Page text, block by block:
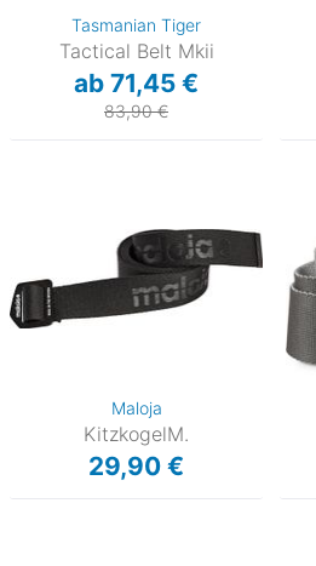
Tasmanian Tiger
Tactical Belt Mkii
ab 71,45 €
83,90 €
Maloja
KitzkogelM.
29,90 €